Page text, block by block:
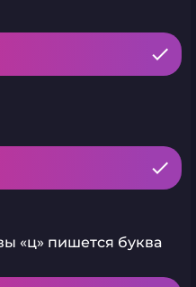
«ц» пишется буква